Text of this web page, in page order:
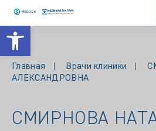
Открыть панель инструментов
Главная Врачи клиники
АЛЕКСАНДРОВНА
СМИРНОВА